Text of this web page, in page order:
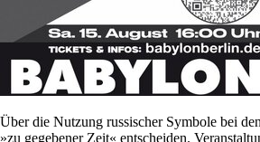
Über die Nutzung russischer Symbole bei
»zu gegebener Zeit« entscheiden.